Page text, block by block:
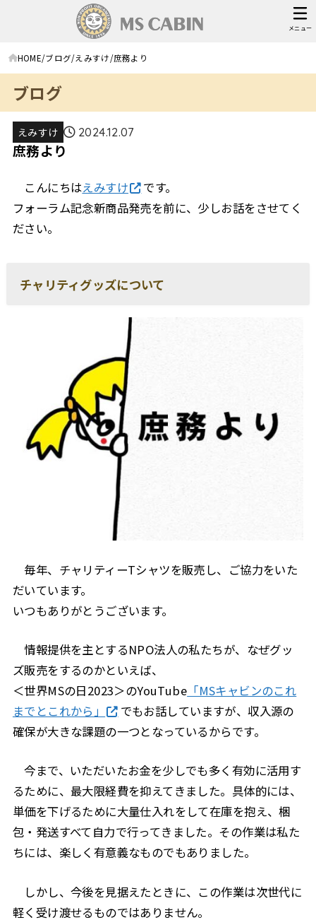
メニュー
HOME ブログ えみすけ 庶務より
ブログ
えみすけ 2024.12.07
庶務より
こんにちはえみすけ
です。
フォーラム記念新商品発売を前に、少しお話をさせてく
ださい。
チャリティグッズについて
毎年、チャリティーTシャツを販売し、ご協力をいた
だいています。
いつもありがとうございます。
情報提供を主とするNPO法人の私たちが、なぜグッ
ズ販売をするのかといえば、
＜世界MSの日2023＞のYouTube 「MSキャビンのこれ
までとこれから」
でもお話していますが、収入源の
確保が大きな課題の一つとなっているからです。
今まで、いただいたお金を少しでも多く有効に活用す
るために、最大限経費を抑えてきました。具体的には、
単価を下げるために大量仕入れをして在庫を抱え、梱
包・発送すべて自力で行ってきました。その作業は私た
ちには、楽しく有意義なものでもありました。
しかし、今後を見据えたときに、この作業は次世代に
軽く受け渡せるものではありません。